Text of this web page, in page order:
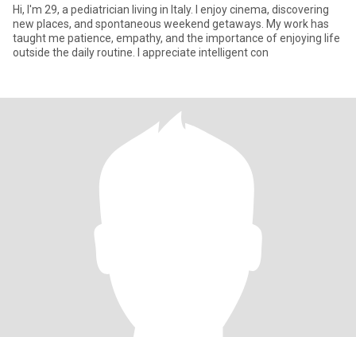
Hi, I'm 29, a pediatrician living in Italy. I enjoy cinema, discovering
new places, and spontaneous weekend getaways. My work has
taught me patience, empathy, and the importance of enjoying life
outside the daily routine. I appreciate intelligent con